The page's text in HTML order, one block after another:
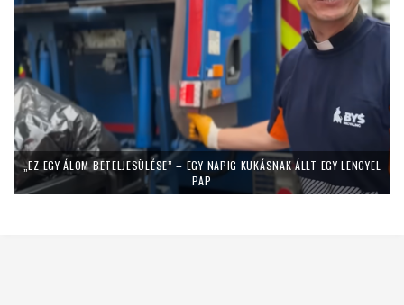
„EZ EGY ÁLOM BETELJESÜLÉSE” – EGY NAPIG KUKÁSNAK ÁLLT EGY LENGYEL
PAP